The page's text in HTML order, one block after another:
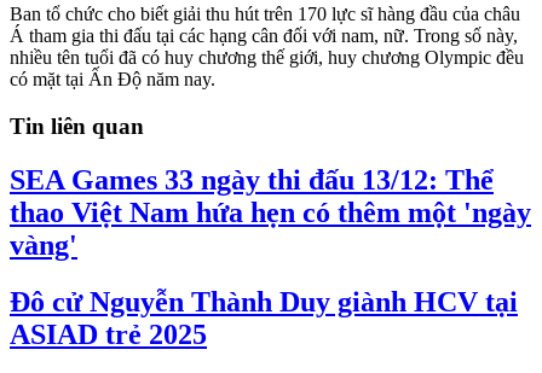
Ban tổ chức cho biết giải thu hút trên 170 lực sĩ hàng đầu của châu
Á tham gia thi đấu tại các hạng cân đối với nam, nữ. Trong số này,
nhiều tên tuổi đã có huy chương thế giới, huy chương Olympic đều
có mặt tại Ấn Độ năm nay.
Tin liên quan
SEA Games 33 ngày thi đấu 13/12: Thể
thao Việt Nam hứa hẹn có thêm một 'ngày
vàng'
Đô cử Nguyễn Thành Duy giành HCV tại
ASIAD trẻ 2025